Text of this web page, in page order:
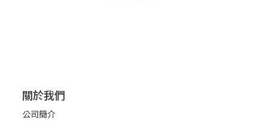
關於我們
公司簡介